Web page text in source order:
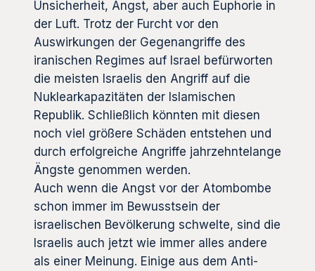
Unsicherheit, Angst, aber auch Euphorie in
der Luft. Trotz der Furcht vor den
Auswirkungen der Gegenangriffe des
iranischen Regimes auf Israel befürworten
die meisten Israelis den Angriff auf die
Nuklearkapazitäten der Islamischen
Republik. Schließlich könnten mit diesen
noch viel größere Schäden entstehen und
durch erfolgreiche Angriffe jahrzehntelange
Ängste genommen werden.
Auch wenn die Angst vor der Atombombe
schon immer im Bewusstsein der
israelischen Bevölkerung schwelte, sind die
Israelis auch jetzt wie immer alles andere
als einer Meinung. Einige aus dem Anti-